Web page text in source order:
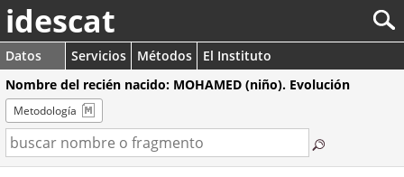
idescat
Datos Servicios Métodos
El Instituto
Nombre del recién nacido: MOHAMED (niño). Evolución
Metodología